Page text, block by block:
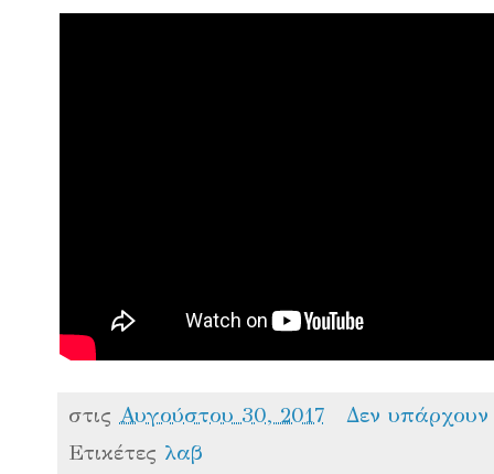
στις Αυγούστου 30, 2017
Δεν
Ετικέτες λαβ